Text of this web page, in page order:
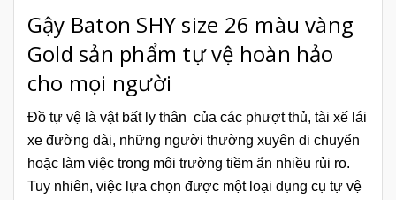
Gậy Baton SHY size 26 màu vàng
Gold sản phẩm tự vệ hoàn hảo
cho mọi người
Đồ tự vệ là vật bất ly thân của các phượt thủ, tài xế lái
xe đường dài, những người thường xuyên di chuyển
hoặc làm việc trong môi trường tiềm ẩn nhiều rủi ro.
Tuy nhiên, việc lựa chọn được một loại dụng cụ tự vệ